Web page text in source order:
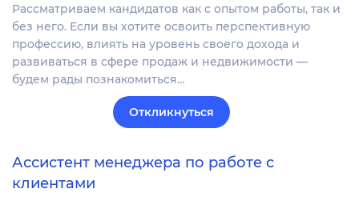
Рассматриваем кандидатов как с опытом работы, так и
без него. Если вы хотите освоить перспективную
профессию, влиять на уровень своего дохода и
развиваться в сфере продаж и недвижимости —
будем рады познакомиться…
Откликнуться
Ассистент менеджера по работе с
клиентами